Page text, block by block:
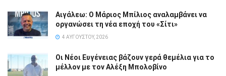
Αιγάλεω: Ο Μάριος Μπίλιος αναλαμβάνει να
οργανώσει τη νέα εποχή του «Σίτι»
4 ΑΥΓΟΎΣΤΟΥ, 2026
Οι Νέοι Ευγένειας βάζουν γερά θεμέλια για το
μέλλον με τον Αλέξη Μπολοβίνο